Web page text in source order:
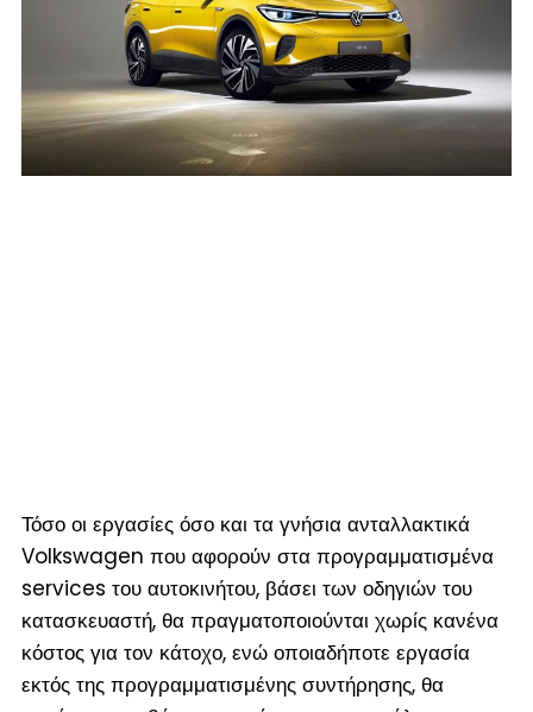
Τόσο οι εργασίες όσο και τα γνήσια ανταλλακτικά
Volkswagen που αφορούν στα προγραμματισμένα
services του αυτοκινήτου, βάσει των οδηγιών του
κατασκευαστή, θα πραγματοποιούνται χωρίς κανένα
κόστος για τον κάτοχο, ενώ οποιαδήποτε εργασία
εκτός της προγραμματισμένης συντήρησης, θα